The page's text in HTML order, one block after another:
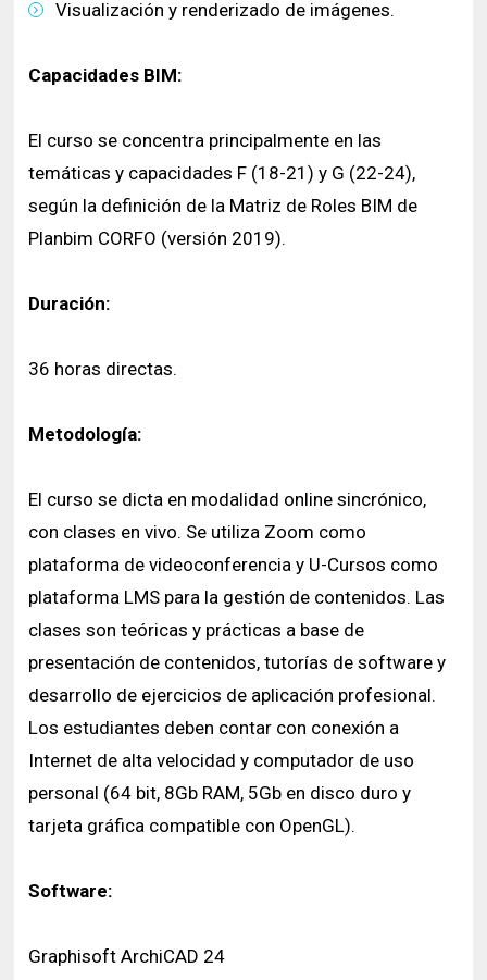
Visualización y renderizado de imágenes.
Capacidades BIM:
El curso se concentra principalmente en las
temáticas y capacidades F (18-21) y G (22-24),
según la definición de la Matriz de Roles BIM de
Planbim CORFO (versión 2019).
Duración:
36 horas directas.
Metodología:
El curso se dicta en modalidad online sincrónico,
con clases en vivo. Se utiliza Zoom como
plataforma de videoconferencia y U-Cursos como
plataforma LMS para la gestión de contenidos. Las
clases son teóricas y prácticas a base de
presentación de contenidos, tutorías de software y
desarrollo de ejercicios de aplicación profesional.
Los estudiantes deben contar con conexión a
Internet de alta velocidad y computador de uso
personal (64 bit, 8Gb RAM, 5Gb en disco duro y
tarjeta gráfica compatible con OpenGL).
Software:
Graphisoft ArchiCAD 24